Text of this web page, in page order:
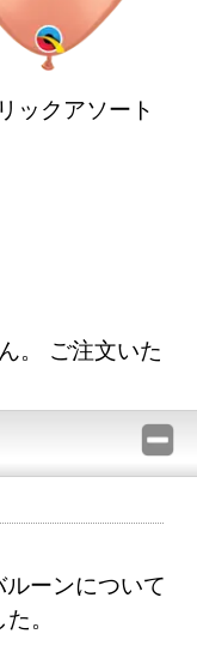
ックアソート
。 ご注文いた
ーンについて
。